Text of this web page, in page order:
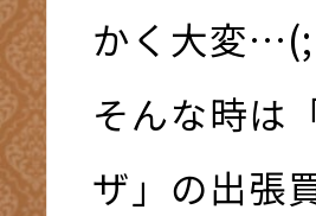
かく大変
そんな時は
ザ」の出張